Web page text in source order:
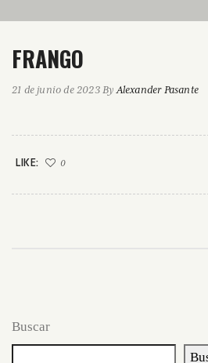
FRANGO
21 de junio de 2023 ByAlexander Pasante
LIKE: 0
Buscar